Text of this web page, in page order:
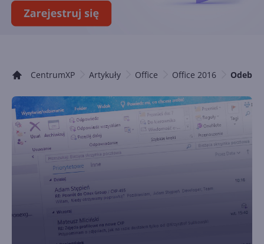
CentrumXP Artykuły Office Office 2016